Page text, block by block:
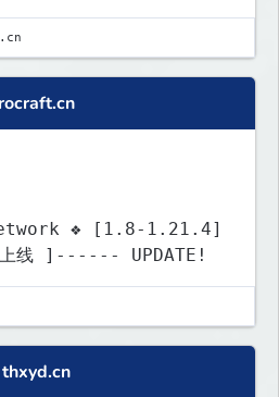
续更新中... ＜＜＜
rocraft.cn
❖ [1.8-1.21.4]
------[ 全新玩法上线 ]------ UPDATE!
thxyd.cn